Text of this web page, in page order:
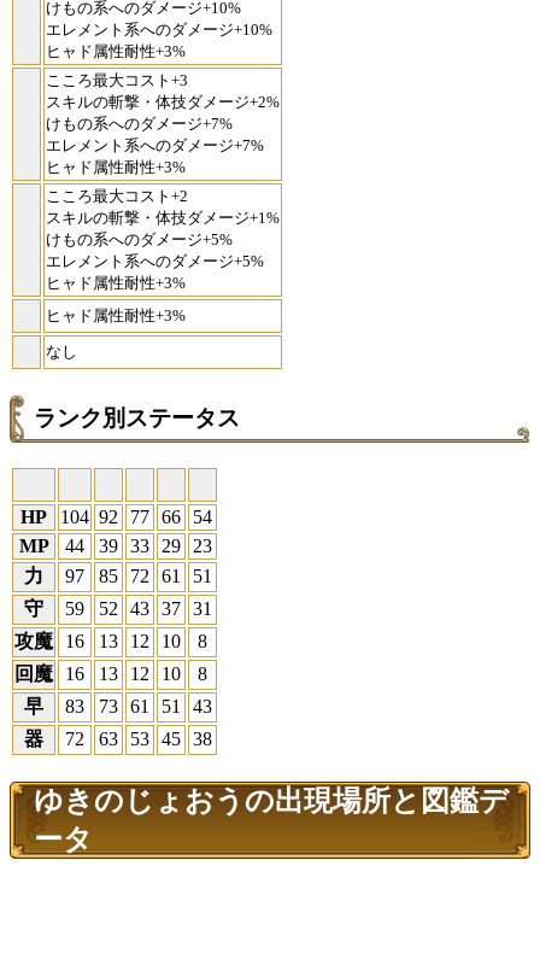
けもの系へのダメージ+10%
エレメント系へのダメージ+10%
ヒャド属性耐性+3%
こころ最大コスト+3
スキルの斬撃・体技ダメージ+2%
けもの系へのダメージ+7%
エレメント系へのダメージ+7%
ヒャド属性耐性+3%
こころ最大コスト+2
スキルの斬撃・体技ダメージ+1%
けもの系へのダメージ+5%
エレメント系へのダメージ+5%
ヒャド属性耐性+3%
ヒャド属性耐性+3%
なし
ランク別ステータス
HP 104 92 77 66
54
MP
44 39 33 29
23
力
97 85 72 61
51
守
59 52 43 37 31
攻魔
16 13 12 10
8
回魔
16 13 12 10
8
早
83 73 61 51
43
器
72 63 53 45 38
ゆきのじょおうの出現場所と図鑑デ
ータ